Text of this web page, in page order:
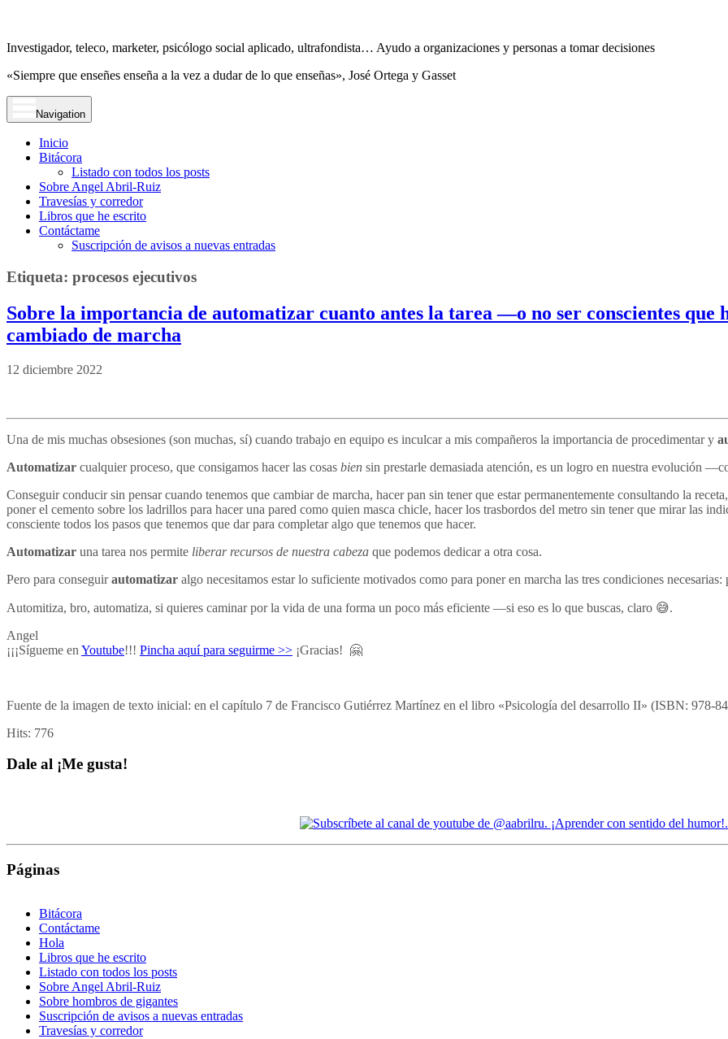
Investigador, teleco, marketer, psicólogo social aplicado, ultrafondista… Ayudo a organizaciones y personas a tomar decisiones
«Siempre que enseñes enseña a la vez a dudar de lo que enseñas», José Ortega y Gasset
Navigation
Inicio
Bitácora
Listado con todos los posts
Sobre Angel Abril-Ruiz
Travesías y corredor
Libros que he escrito
Contáctame
Suscripción de avisos a nuevas entradas
Etiqueta: procesos ejecutivos
Sobre la importancia de automatizar cuanto antes la tarea —o no ser conscientes que
cambiado de marcha
12 diciembre 2022
Una de mis muchas obsesiones (son muchas, sí) cuando trabajo en equipo es inculcar a mis compañeros la importancia de procedimentar y
Automatizar cualquier proceso, que consigamos hacer las cosas bien sin prestarle demasiada atención, es un logro en nuestra evolución
Conseguir conducir sin pensar cuando tenemos que cambiar de marcha, hacer pan sin tener que estar permanentemente consultando la
poner el cemento sobre los ladrillos para hacer una pared como quien masca chicle, hacer los trasbordos del metro sin tener que mirar las
consciente todos los pasos que tenemos que dar para completar algo que tenemos que hacer.
Automatizar una tarea nos permite liberar recursos de nuestra cabeza que podemos dedicar a otra cosa.
Pero para conseguirautomatizar algo necesitamos estar lo suficiente motivados como para poner en marcha las tres condiciones
Automitiza, bro, automatiza, si quieres caminar por la vida de una forma un poco más eficiente —si eso es lo que buscas, claro 😅.
Angel
¡¡¡Sígueme en Youtube!!! Pincha aquí para seguirme >> ¡Gracias! 🤗
Fuente de la imagen de texto inicial: en el capítulo 7 de Francisco Gutiérrez Martínez en el libro «Psicología del desarrollo II» (ISBN: 978-
Hits: 776
Dale al ¡Me gusta!
Páginas
Bitácora
Contáctame
Hola
Libros que he escrito
Listado con todos los posts
Sobre Angel Abril-Ruiz
Sobre hombros de gigantes
Suscripción de avisos a nuevas entradas
Travesías y corredor